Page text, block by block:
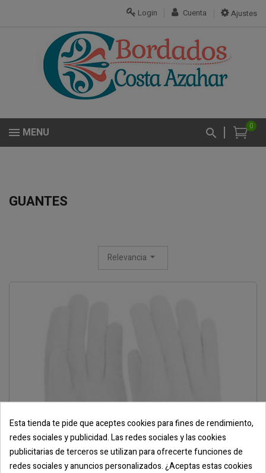
Ajustes
Cuenta
Login
0
MENU
GUANTES
Relevancia
Esta tienda te pide que aceptes cookies para fines de rendimiento,
redes sociales y publicidad. Las redes sociales y las cookies
publicitarias de terceros se utilizan para ofrecerte funciones de
redes sociales y anuncios personalizados. ¿Aceptas estas cookies